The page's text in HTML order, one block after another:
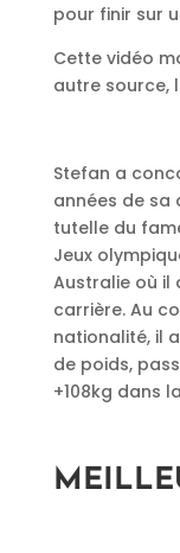
pour finir sur
Cette vidéo
autre source,
Stefan a
années de sa
tutelle du
Jeux
Australie où il
carrière. Au
nationalité, il
de poids,
+108kg dans